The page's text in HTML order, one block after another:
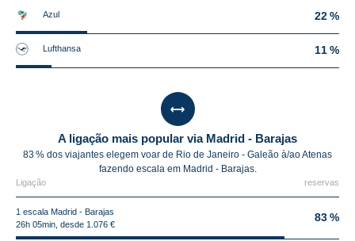
Azul 22 %
Lufthansa 11 %
A ligação mais popular via Madrid - Barajas
83 % dos viajantes elegem voar de Rio de Janeiro - Galeão à/ao Atenas
fazendo escala em Madrid - Barajas.
Ligação reservas
1 escala Madrid - Barajas
26h 05min, desde 1.076 €
83 %